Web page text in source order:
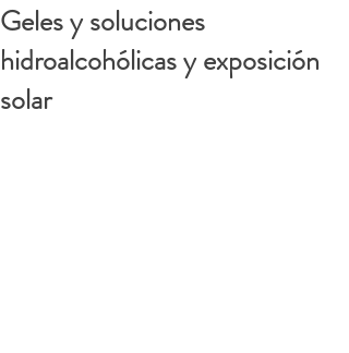
Geles y soluciones
hidroalcohólicas y exposición
solar